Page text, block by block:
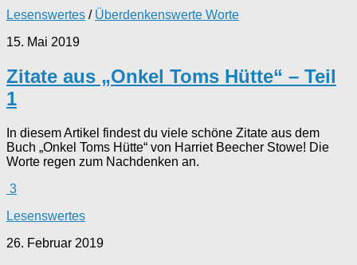
Lesenswertes / Überdenkenswerte Worte
15. Mai 2019
Zitate aus „Onkel Toms Hütte“ – Teil
1
In diesem Artikel findest du viele schöne Zitate aus dem
Buch „Onkel Toms Hütte“ von Harriet Beecher Stowe! Die
Worte regen zum Nachdenken an.
3
Lesenswertes
26. Februar 2019